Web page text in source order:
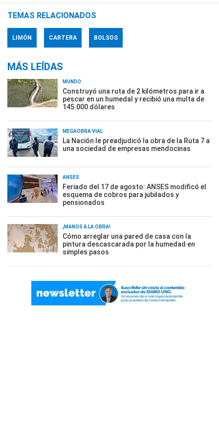
TEMAS RELACIONADOS
LIMÓN CARTERA BOLSOS
MÁS LEÍDAS
MUNDO
Construyó una ruta de 2 kilómetros para ir a
pescar en un humedal y recibió una multa de
145.000 dólares
MEGAOBRA VIAL
La Nación le preadjudicó la obra de la Ruta 7 a
una sociedad de empresas mendocinas
ANSES
Feriado del 17 de agosto: ANSES modificó el
esquema de cobros para jubilados y
pensionados
¡MANOS A LA OBRA!
Cómo arreglar una pared de casa con la
pintura descascarada por la humedad en
simples pasos